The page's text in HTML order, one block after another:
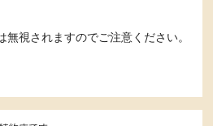
視されますのでご注意ください。